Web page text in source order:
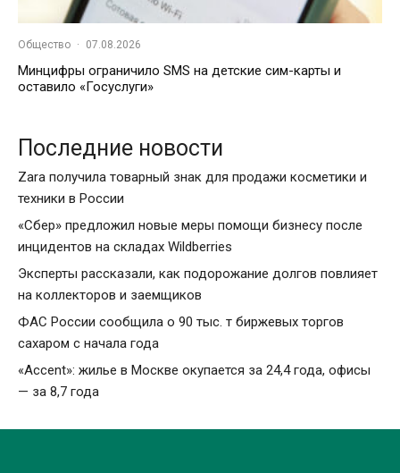
Общество · 07.08.2026
Минцифры ограничило SMS на детские сим-карты и
оставило «Госуслуги»
Последние новости
Zara получила товарный знак для продажи косметики и
техники в России
«Сбер» предложил новые меры помощи бизнесу после
инцидентов на складах Wildberries
Эксперты рассказали, как подорожание долгов повлияет
на коллекторов и заемщиков
ФАС России сообщила о 90 тыс. т биржевых торгов
сахаром с начала года
«Accent»: жилье в Москве окупается за 24,4 года, офисы
— за 8,7 года